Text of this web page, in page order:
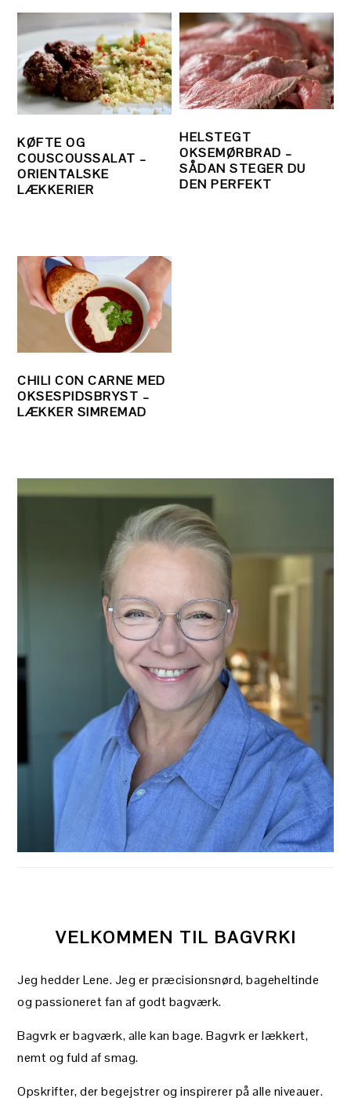
KØFTE OG
COUSCOUSSALAT –
ORIENTALSKE
LÆKKERIER
HELSTEGT
OKSEMØRBRAD –
SÅDAN STEGER DU
DEN PERFEKT
CHILI CON CARNE MED
OKSESPIDSBRYST –
LÆKKER SIMREMAD
PRIMÆR
VELKOMMEN TIL BAGVRK!
Jeg hedder Lene. Jeg er præcisionsnørd, bageheltinde
og passioneret fan af godt bagværk.
Bagvrk er bagværk, alle kan bage. Bagvrk er lækkert,
nemt og fuld af smag.
Opskrifter, der begejstrer og inspirerer på alle niveauer.